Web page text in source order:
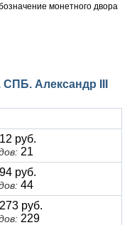
монетного двора
СПБ. Александр III
12 руб.
21
94 руб.
44
273 руб.
229